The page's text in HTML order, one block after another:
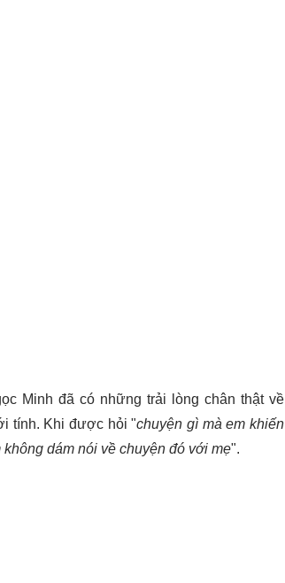
Minh đã có những trải lòng chân thật về
tính. Khi được hỏi "chuyện gì mà em khiến
dám nói về chuyện đó với mẹ".